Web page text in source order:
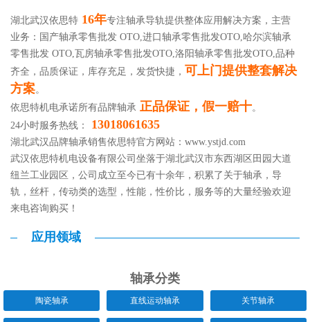
湖北武汉依思特 16年专注轴承导轨提供整体应用解决方案，主营
业务：国产轴承零售批发 OTO,进口轴承零售批发OTO,哈尔滨轴承
零售批发 OTO,瓦房轴承零售批发OTO,洛阳轴承零售批发OTO,品种
齐全，品质保证，库存充足，发货快捷， 可上门提供整套解决
方案。
依思特机电承诺所有品牌轴承 正品保证，假一赔十。
24小时服务热线：
13018061635
湖北武汉品牌轴承销售依思特官方网站： www.ystjd.com
武汉依思特机电设备有限公司坐落于湖北武汉市东西湖区田园大道
纽兰工业园区，公司成立至今已有十余年，积累了关于轴承，导
轨，丝杆，传动类的选型，性能，性价比，服务等的大量经验欢迎
来电咨询购买！
应用领域
轴承分类
陶瓷轴承 直线运动轴承 关节轴承